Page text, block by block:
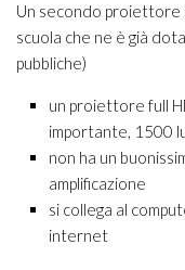
Un secondo proiettore
scuola che ne è già
pubbliche)
un proiettore full
importante, 1500
non ha un
amplificazione
si collega al
internet